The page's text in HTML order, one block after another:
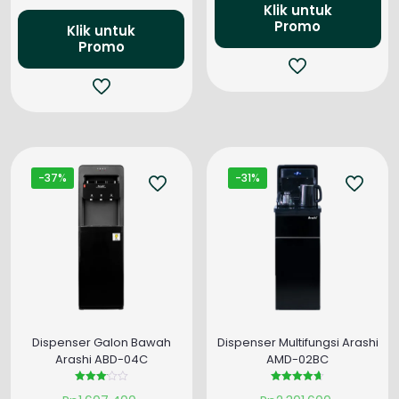
Rp1.858.500.
ini
Rp1.293.900.
Klik untuk
Promo
Klik untuk
Promo
-37%
Dispenser Galon Bawah
Arashi ABD-04C
-31%
Dispenser Multifungsi Arashi
AMD-02BC